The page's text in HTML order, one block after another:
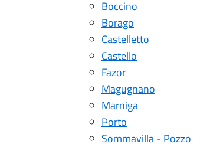
Boccino
Borago
Castelletto
Castello
Fazor
Magugnano
Marniga
Porto
Sommavilla - Pozzo